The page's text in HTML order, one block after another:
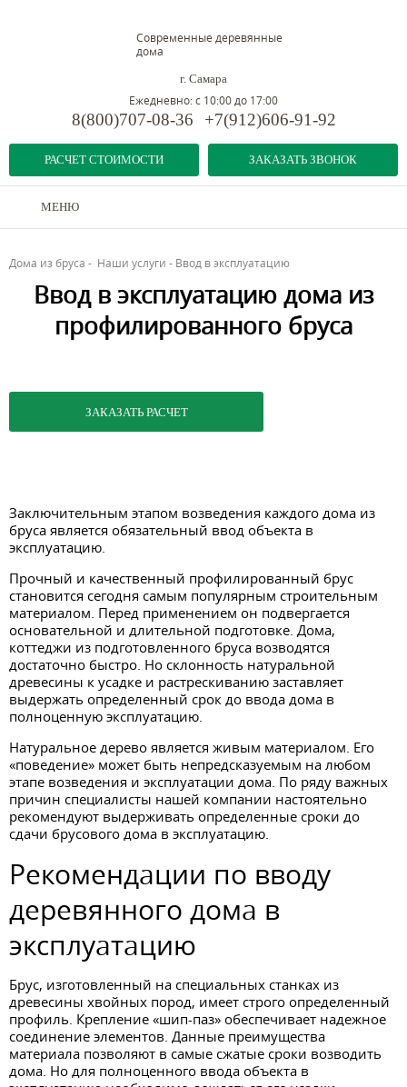
Современные деревянные
дома
г. Самара
РАСЧЕТ СТОИМОСТИ
Ежедневно: с 10:00 до 17:00
8(800)707-08-36 +7(912)606-91-92
ЗАКАЗАТЬ ЗВОНОК
МЕНЮ
Дома из бруса - Наши услуги - Ввод в эксплуатацию
Ввод в эксплуатацию дома из
профилированного бруса
ЗАКАЗАТЬ РАСЧЕТ
Заключительным этапом возведения каждого дома из
бруса является обязательный ввод объекта в
эксплуатацию.
Прочный и качественный профилированный брус
становится сегодня самым популярным строительным
материалом. Перед применением он подвергается
основательной и длительной подготовке. Дома,
коттеджи из подготовленного бруса возводятся
достаточно быстро. Но склонность натуральной
древесины к усадке и растрескиванию заставляет
выдержать определенный срок до ввода дома в
полноценную эксплуатацию.
Натуральное дерево является живым материалом. Его
«поведение» может быть непредсказуемым на любом
этапе возведения и эксплуатации дома. По ряду важных
причин специалисты нашей компании настоятельно
рекомендуют выдерживать определенные сроки до
сдачи брусового дома в эксплуатацию.
Рекомендации по вводу
деревянного дома в
эксплуатацию
Брус, изготовленный на специальных станках из
древесины хвойных пород, имеет строго определенный
профиль. Крепление «шип-паз» обеспечивает надежное
соединение элементов. Данные преимущества
материала позволяют в самые сжатые сроки возводить
дома. Но для полноценного ввода объекта в